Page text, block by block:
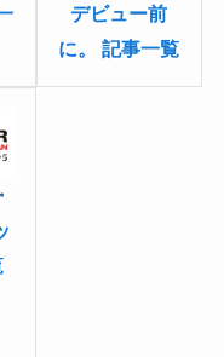
デビュー前
に。 記事一覧